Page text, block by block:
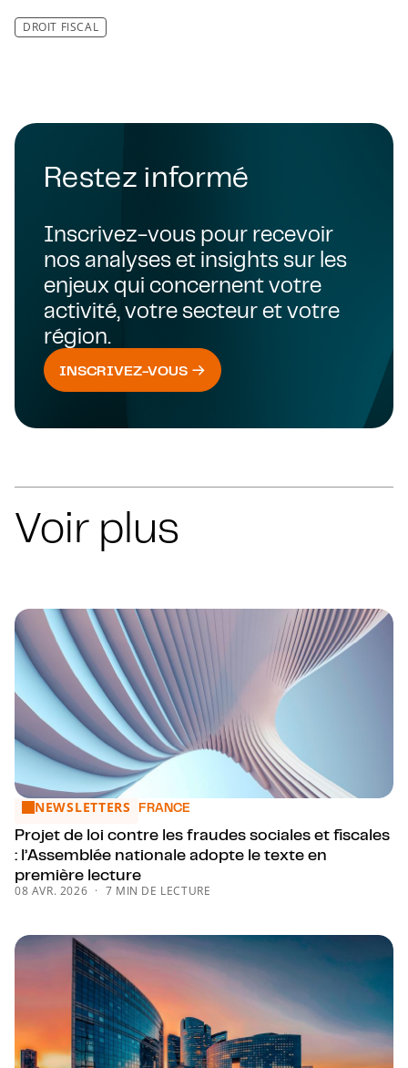
DROIT FISCAL
Restez informé
Inscrivez-vous pour recevoir
nos analyses et insights sur les
enjeux qui concernent votre
activité, votre secteur et votre
région.
INSCRIVEZ-VOUS
Voir plus
Projet de loi contre les fraudes sociales et fiscales :
NEWSLETTERS FRANCE
Projet de loi contre les fraudes sociales et fiscales
: l’Assemblée nationale adopte le texte en
première lecture
08 AVR. 2026 7 MIN DE LECTURE